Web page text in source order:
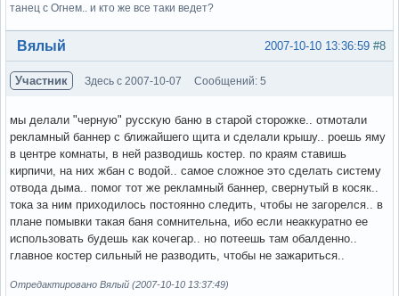
танец с Огнем.. и кто же все таки ведет?
Вне форума #8
2007-10-10 13:36:59
Вялый
Участник Здесь с 2007-10-07 Сообщений: 5
мы делали "черную" русскую баню в старой сторожке.. отмотали
рекламный баннер с ближайшего щита и сделали крышу.. роешь яму
в центре комнаты, в ней разводишь костер. по краям ставишь
кирпичи, на них жбан с водой.. самое сложное это сделать систему
отвода дыма.. помог тот же рекламный баннер, свернутый в косяк..
тока за ним приходилось постоянно следить, чтобы не загорелся.. в
плане помывки такая баня сомнительна, ибо если неаккуратно ее
использовать будешь как кочегар.. но потеешь там обалденно..
главное костер сильный не разводить, чтобы не зажариться..
Отредактировано Вялый (2007-10-10 13:37:49)